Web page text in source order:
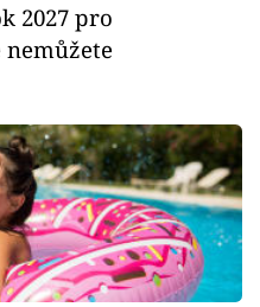
2027 pro